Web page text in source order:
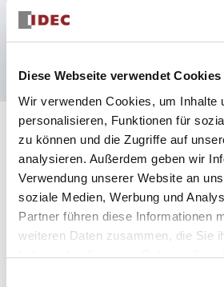
Diese Webseite verwendet Cookies
Wir verwenden Cookies, um Inhalte
personalisieren, Funktionen für
zu können und die Zugriffe auf
analysieren. Außerdem geben wir
Verwendung unserer Website an
soziale Medien, Werbung und
Partner führen diese Informationen
weiteren Daten zusammen, die Sie
haben oder die sie im Rahmen Ihrer
UL gelistet, CSA zertifiziert,
CE gekennzeichnet
Spezifikationen
Aesthetic Specifications
Environmental Specifications
Mechanical Specifications